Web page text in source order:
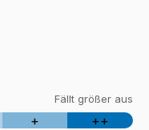
Fällt größer aus
+ ++